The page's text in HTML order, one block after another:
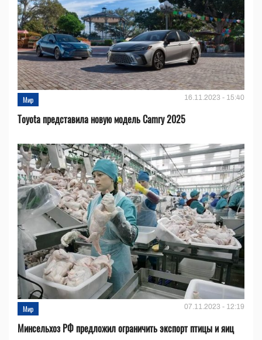
Мир 16.11.2023 - 15:40
Toyota представила новую модель Camry 2025
Мир 07.11.2023 - 12:19
Минсельхоз РФ предложил ограничить экспорт птицы и яиц